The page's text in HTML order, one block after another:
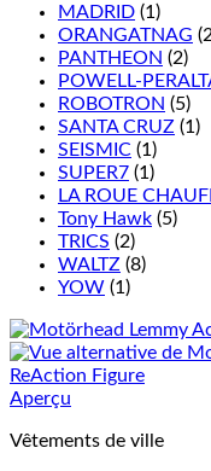
MADRID (1)
ORANGATNAG
PANTHEON (2)
POWELL-
ROBOTRON (5)
SANTA CRUZ (1)
SEISMIC (1)
SUPER7 (1)
LA ROUE
Tony Hawk (5)
TRICS (2)
WALTZ (8)
YOW (1)
Aperçu
Vêtements de ville